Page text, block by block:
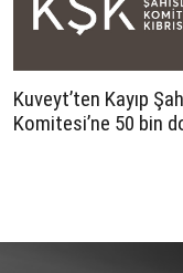
Kuveyt’ten Kayıp
Komitesi’ne 50 bin